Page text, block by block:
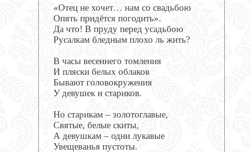
«Отец не хочет… нам со свадьбою
Опять придётся погодить».
Да что! В пруду перед усадьбою
Русалкам бледным плохо ль жить?
В часы весеннего томления
И пляски белых облаков
Бывают головокружения
У девушек и стариков.
Но старикам – золотоглавые,
Святые, белые скиты,
А девушкам – одни лукавые
Увещеванья пустоты.